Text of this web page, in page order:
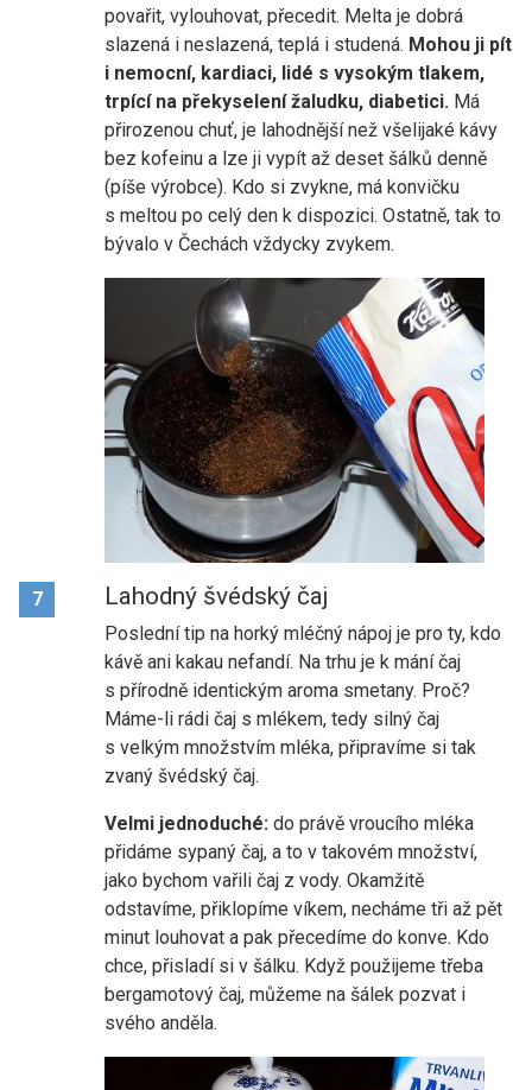
povařit, vylouhovat, přecedit. Melta je dobrá
slazená i neslazená, teplá i studená. Mohou ji pít
i nemocní, kardiaci, lidé s vysokým tlakem,
trpící na překyselení žaludku, diabetici. Má
přirozenou chuť, je lahodnější než všelijaké kávy
bez kofeinu a lze ji vypít až deset šálků denně
(píše výrobce). Kdo si zvykne, má konvičku
s meltou po celý den k dispozici. Ostatně, tak to
bývalo v Čechách vždycky zvykem.
7 Lahodný švédský čaj
Poslední tip na horký mléčný nápoj je pro ty, kdo
kávě ani kakau nefandí. Na trhu je k mání čaj
s přírodně identickým aroma smetany. Proč?
Máme-li rádi čaj s mlékem, tedy silný čaj
s velkým množstvím mléka, připravíme si tak
zvaný švédský čaj.
Velmi jednoduché: do právě vroucího mléka
přidáme sypaný čaj, a to v takovém množství,
jako bychom vařili čaj z vody. Okamžitě
odstavíme, přiklopíme víkem, necháme tři až pět
minut louhovat a pak přecedíme do konve. Kdo
chce, přisladí si v šálku. Když použijeme třeba
bergamotový čaj, můžeme na šálek pozvat i
svého anděla.